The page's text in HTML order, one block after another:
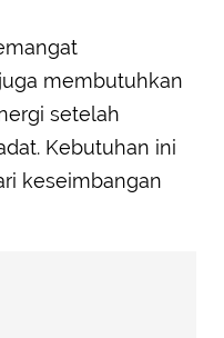
juga membutuhkan
setelah
Kebutuhan ini
keseimbangan